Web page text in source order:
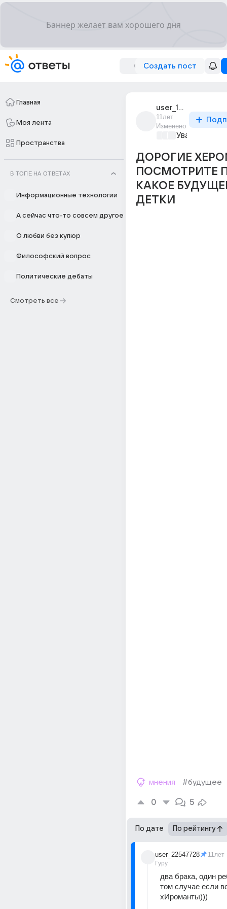
Создать пост
Главная
Моя лента
Пространства
В ТОПЕ НА ОТВЕТАХ
Информационные технологии
А сейчас что-то совсем другое
О любви без купюр
Философский вопрос
Политические дебаты
Смотреть все
user_188896316
11лет
Изменено
Уважаемый
ДОРОГИЕ
ПОСМОТРИТЕ
КАКОЕ
ДЕТКИ
мнения #будущее
0 5
По дате По рейтингу
user_22547728
Гуру
11лет
два брака, один
том случае если
хИроманты)))